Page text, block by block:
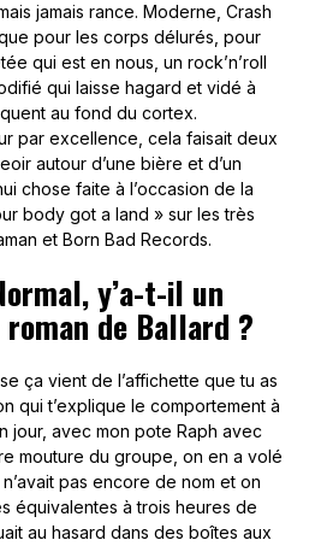
jamais rance. Moderne, Crash
pour les corps délurés, pour
qui est en nous, un rock’n’roll
qui laisse hagard et vidé à
au fond du cortex.
par excellence, cela faisait deux
autour d’une bière et d’un
chose faite à l’occasion de la
body got a land » sur les très
et Born Bad Records.
y’a-t-il un
de Ballard ?
ça vient de l’affichette que tu as
qui t’explique le comportement à
jour, avec mon pote Raph avec
mouture du groupe, on en a volé
pas encore de nom et on
équivalentes à trois heures de
au hasard dans des boîtes aux